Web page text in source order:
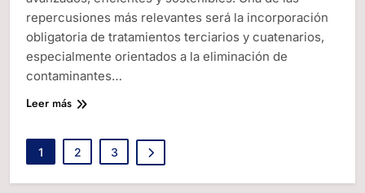
repercusiones más relevantes será la incorporación
obligatoria de tratamientos terciarios y cuatenarios,
especialmente orientados a la eliminación de
contaminantes…
Leer más
1 2 3